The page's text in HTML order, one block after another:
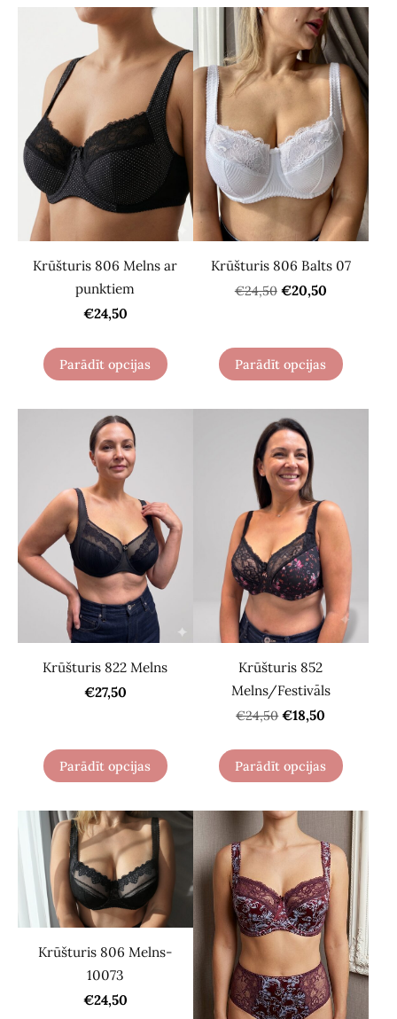
Krūšturis 806 Melns ar
punktiem
€24,50
Parādīt opcijas
Krūšturis 806 Balts 07
€24,50 €20,50
Parādīt opcijas
Krūšturis 822 Melns
€27,50
Parādīt opcijas
Krūšturis 852
Melns/Festivāls
€24,50 €18,50
Parādīt opcijas
Krūšturis 806 Melns-
10073
€24,50